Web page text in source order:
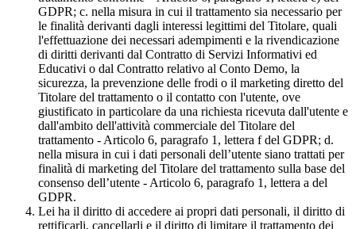
GDPR; c. nella misura in cui il trattamento sia necessario per
le finalità derivanti dagli interessi legittimi del Titolare, quali
l'effettuazione dei necessari adempimenti e la rivendicazione
di diritti derivanti dal Contratto di Servizi Informativi ed
Educativi o dal Contratto relativo al Conto Demo, la
sicurezza, la prevenzione delle frodi o il marketing diretto del
Titolare del trattamento o il contatto con l'utente, ove
giustificato in particolare da una richiesta ricevuta dall'utente e
dall'ambito dell'attività commerciale del Titolare del
trattamento - Articolo 6, paragrafo 1, lettera f del GDPR; d.
nella misura in cui i dati personali dell’utente siano trattati per
finalità di marketing del Titolare del trattamento sulla base del
consenso dell’utente - Articolo 6, paragrafo 1, lettera a del
GDPR.
Lei ha il diritto di accedere ai propri dati personali, il diritto di
rettificarli, cancellarli e il diritto di limitare il trattamento dei